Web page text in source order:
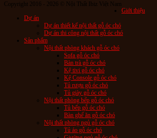
Copyright 2016 - 2026 © Nội Thất Ibiz Việt Nam
Giới thiệu
Dự án
Dự án thiết kế nội thất gỗ óc chó
Dự án thi công nội thất gỗ óc chó
Sản phẩm
Nội thất phòng khách gỗ óc chó
Sofa gỗ óc chó
Bàn trà gỗ óc chó
Kệ tivi gỗ óc chó
Kệ Console gỗ óc chó
Tủ rượu gỗ óc chó
Tủ giày gỗ óc chó
Nội thất phòng bếp gỗ óc chó
Tủ bếp gỗ óc chó
Bàn ghế ăn gỗ óc chó
Nội thất phòng ngủ gỗ óc chó
Tủ áo gỗ óc chó